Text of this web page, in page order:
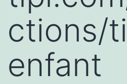
ctions/
enfant